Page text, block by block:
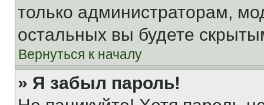
только администраторам,
остальных вы будете
Вернуться к началу
» Я забыл пароль!